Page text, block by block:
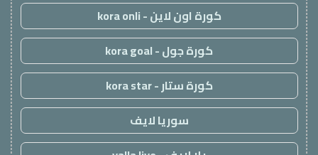
كورة اون لاين - kora onli
كورة جول - kora goal
كورة ستار - kora star
سوريا لايف